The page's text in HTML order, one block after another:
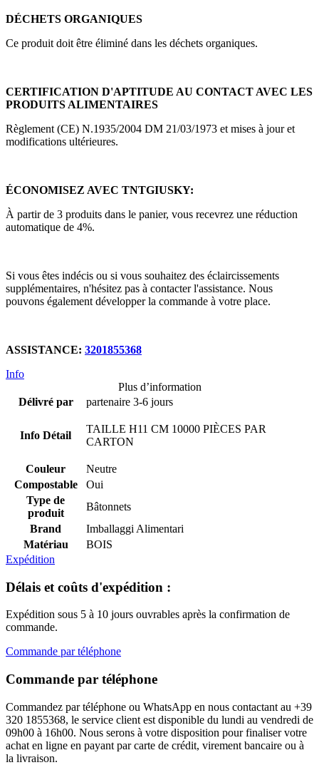
DÉCHETS ORGANIQUES
Ce produit doit être éliminé dans les déchets organiques.
CERTIFICATION D'APTITUDE AU CONTACT AVEC LES
PRODUITS ALIMENTAIRES
Règlement (CE) N.1935/2004 DM 21/03/1973 et mises à jour et
modifications ultérieures.
ÉCONOMISEZ AVEC TNTGIUSKY:
À partir de 3 produits dans le panier, vous recevrez une réduction
automatique de 4%.
Si vous êtes indécis ou si vous souhaitez des éclaircissements
supplémentaires, n'hésitez pas à contacter l'assistance. Nous
pouvons également développer la commande à votre place.
ASSISTANCE: 3201855368
Info
Plus d’information
Délivré par
partenaire 3-6 jours
Info Détail
TAILLE H11 CM 10000 PIÈCES PAR
CARTON
Couleur
Neutre
Compostable
Oui
Type de
produit
Bâtonnets
Brand
Imballaggi Alimentari
Matériau
BOIS
Expédition
Délais et coûts d'expédition :
Expédition sous 5 à 10 jours ouvrables après la confirmation de
commande.
Commande par téléphone
Commande par téléphone
Commandez par téléphone ou WhatsApp en nous contactant au +39
320 1855368, le service client est disponible du lundi au vendredi de
09h00 à 16h00. Nous serons à votre disposition pour finaliser votre
achat en ligne en payant par carte de crédit, virement bancaire ou à
la livraison.